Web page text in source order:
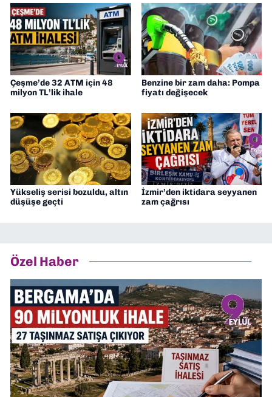
Çeşme’de 32 ATM için 48
milyon TL’lik ihale
Benzine bir zam daha: Pompa
fiyatı değişecek
Yükseliş serisi bozuldu, altın
düşüşe geçti
İzmir’den iktidara seyyanen
zam çağrısı
Özel Haber